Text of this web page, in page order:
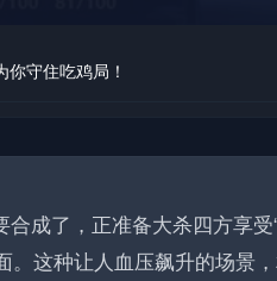
守住吃鸡局！
成了，正准备大杀四方享
这种让人血压飙升的场景